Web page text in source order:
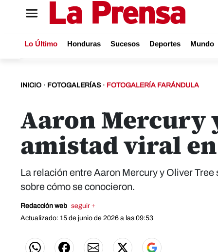
Lo Último Honduras Sucesos Deportes Mundo
INICIO · FOTOGALERÍAS · FOTOGALERÍA FARÁNDULA
Aaron Mercury
amistad viral
La relación entre Aaron Mercury y Oliver
sobre cómo se conocieron.
Redacción web seguir +
Actualizado: 15 de junio de 2026 a las 09:53